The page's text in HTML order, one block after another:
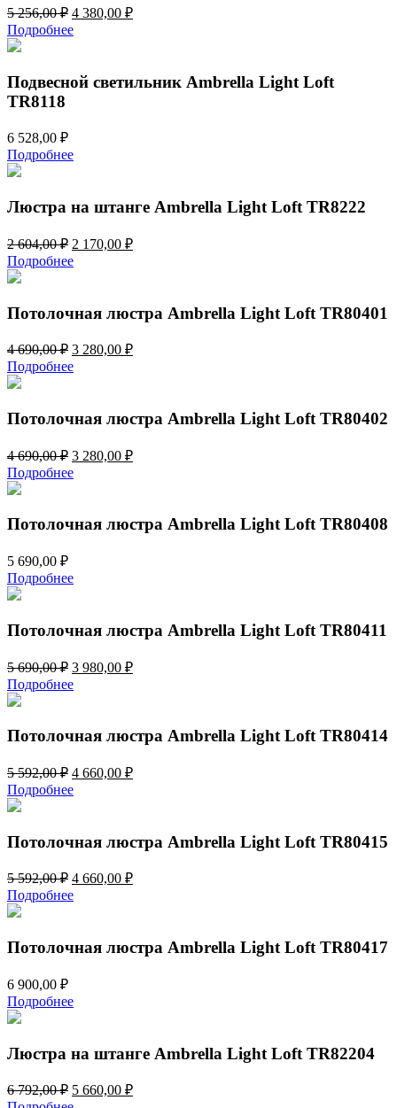
5 256,00₽ Первоначальная
цена
составляла
256,00 ₽.
4 380,00 ₽Текущая
Подробнее
Подвесной светильник Ambrella Light Loft
TR8118
6 528,00 ₽
Подробнее
Люстра на штанге Ambrella Light Loft TR8222
2 604,00₽ Первоначальная
цена
составляла
2 170,00 ₽Текущая
Подробнее
Потолочная люстра Ambrella Light Loft TR80401
4 690,00₽ Первоначальная
цена
составляла
3 280,00 ₽Текущая
Подробнее
Потолочная люстра Ambrella Light Loft TR80402
4 690,00₽ Первоначальная
цена
составляла
690,00 ₽.
3 280,00 ₽Текущая
Подробнее
Потолочная люстра Ambrella Light Loft TR80408
5 690,00 ₽
Подробнее
Потолочная люстра Ambrella Light Loft TR80411
5 690,00₽ Первоначальная
цена
составляла
690,00 ₽.
3 980,00 ₽Текущая
Подробнее
Потолочная люстра Ambrella Light Loft TR80414
5 592,00₽ Первоначальная
цена
составляла
4 660,00 ₽Текущая
Подробнее
Потолочная люстра Ambrella Light Loft TR80415
5 592,00₽ Первоначальная
цена
составляла
592,00 ₽.
4 660,00 ₽Текущая
Подробнее
Потолочная люстра Ambrella Light Loft TR80417
6 900,00 ₽
Подробнее
Люстра на штанге Ambrella Light Loft TR82204
6 792,00₽ Первоначальная
цена
5 660,00 ₽Текущая